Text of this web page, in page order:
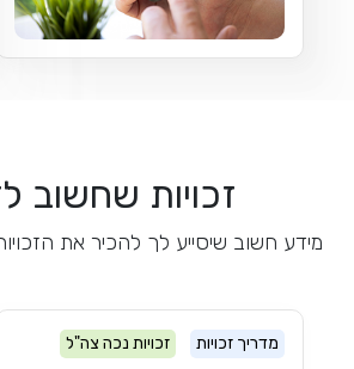
זכויות שחשוב
מידע חשוב שיסייע לך להכיר את
מדריך זכויות זכויות נכה צה"ל